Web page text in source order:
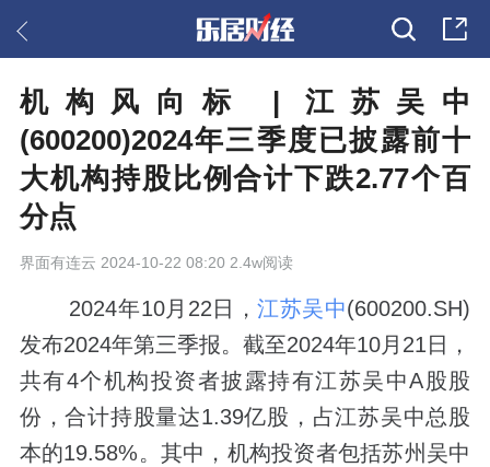
机构风向标 | 江苏吴中
(600200)2024年三季度已披露前十
大机构持股比例合计下跌2.77个百
分点
界面有连云 2024-10-22 08:20 2.4w阅读
2024年10月22日，江苏吴中(600200.SH)
发布2024年第三季报。截至2024年10月21日，
共有4个机构投资者披露持有江苏吴中A股股
份，合计持股量达1.39亿股，占江苏吴中总股
本的19.58%。其中，机构投资者包括苏州吴中